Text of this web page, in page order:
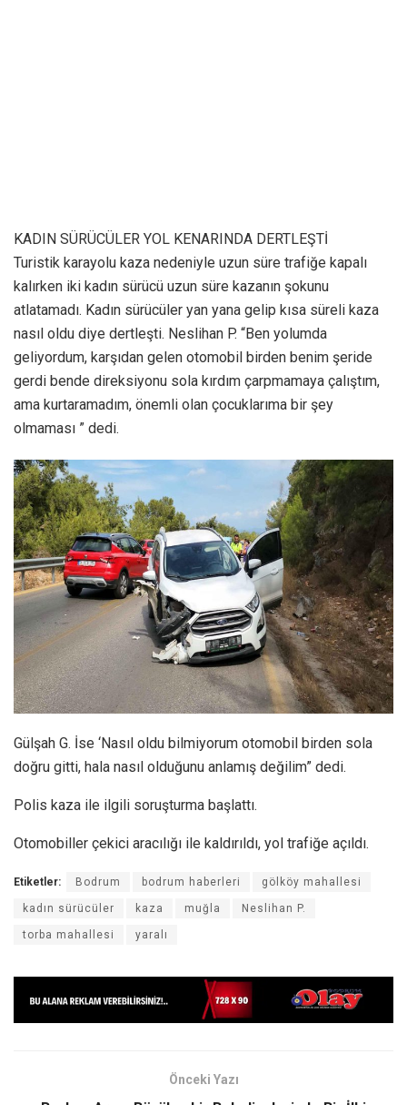
KADIN SÜRÜCÜLER YOL KENARINDA DERTLEŞTİ
Turistik karayolu kaza nedeniyle uzun süre trafiğe kapalı
kalırken iki kadın sürücü uzun süre kazanın şokunu
atlatamadı. Kadın sürücüler yan yana gelip kısa süreli kaza
nasıl oldu diye dertleşti. Neslihan P. “Ben yolumda
geliyordum, karşıdan gelen otomobil birden benim şeride
gerdi bende direksiyonu sola kırdım çarpmamaya çalıştım,
ama kurtaramadım, önemli olan çocuklarıma bir şey
olmaması ” dedi.
Gülşah G. İse ‘Nasıl oldu bilmiyorum otomobil birden sola
doğru gitti, hala nasıl olduğunu anlamış değilim” dedi.
Polis kaza ile ilgili soruşturma başlattı.
Otomobiller çekici aracılığı ile kaldırıldı, yol trafiğe açıldı.
Etiketler: Bodrum bodrum haberleri gölköy mahallesi
kadın sürücüler kaza muğla Neslihan P.
torba mahallesi yaralı
Önceki Yazı